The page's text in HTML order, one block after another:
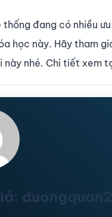
thống đang có nhiều
học này. Hãy tham
này nhé. Chi tiết xem